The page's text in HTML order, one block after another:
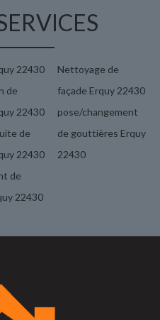
22430
de
22430
de
22430
de
22430
Nettoyage de
façade Erquy 22430
pose/changement
de gouttières Erquy
22430